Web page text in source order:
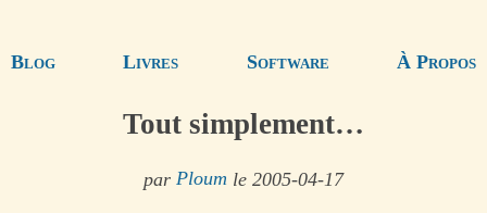
Blog Livres Software À Propos
Tout simplement…
par Ploum le 2005-04-17